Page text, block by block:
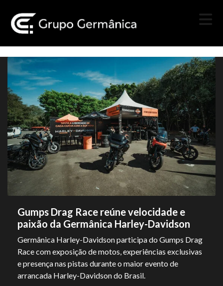
Gumps Drag Race reúne velocidade e
paixão da Germânica Harley-Davidson
Germânica Harley-Davidson participa do Gumps Drag
Race com exposição de motos, experiências exclusivas
e presença nas pistas durante o maior evento de
arrancada Harley-Davidson do Brasil.